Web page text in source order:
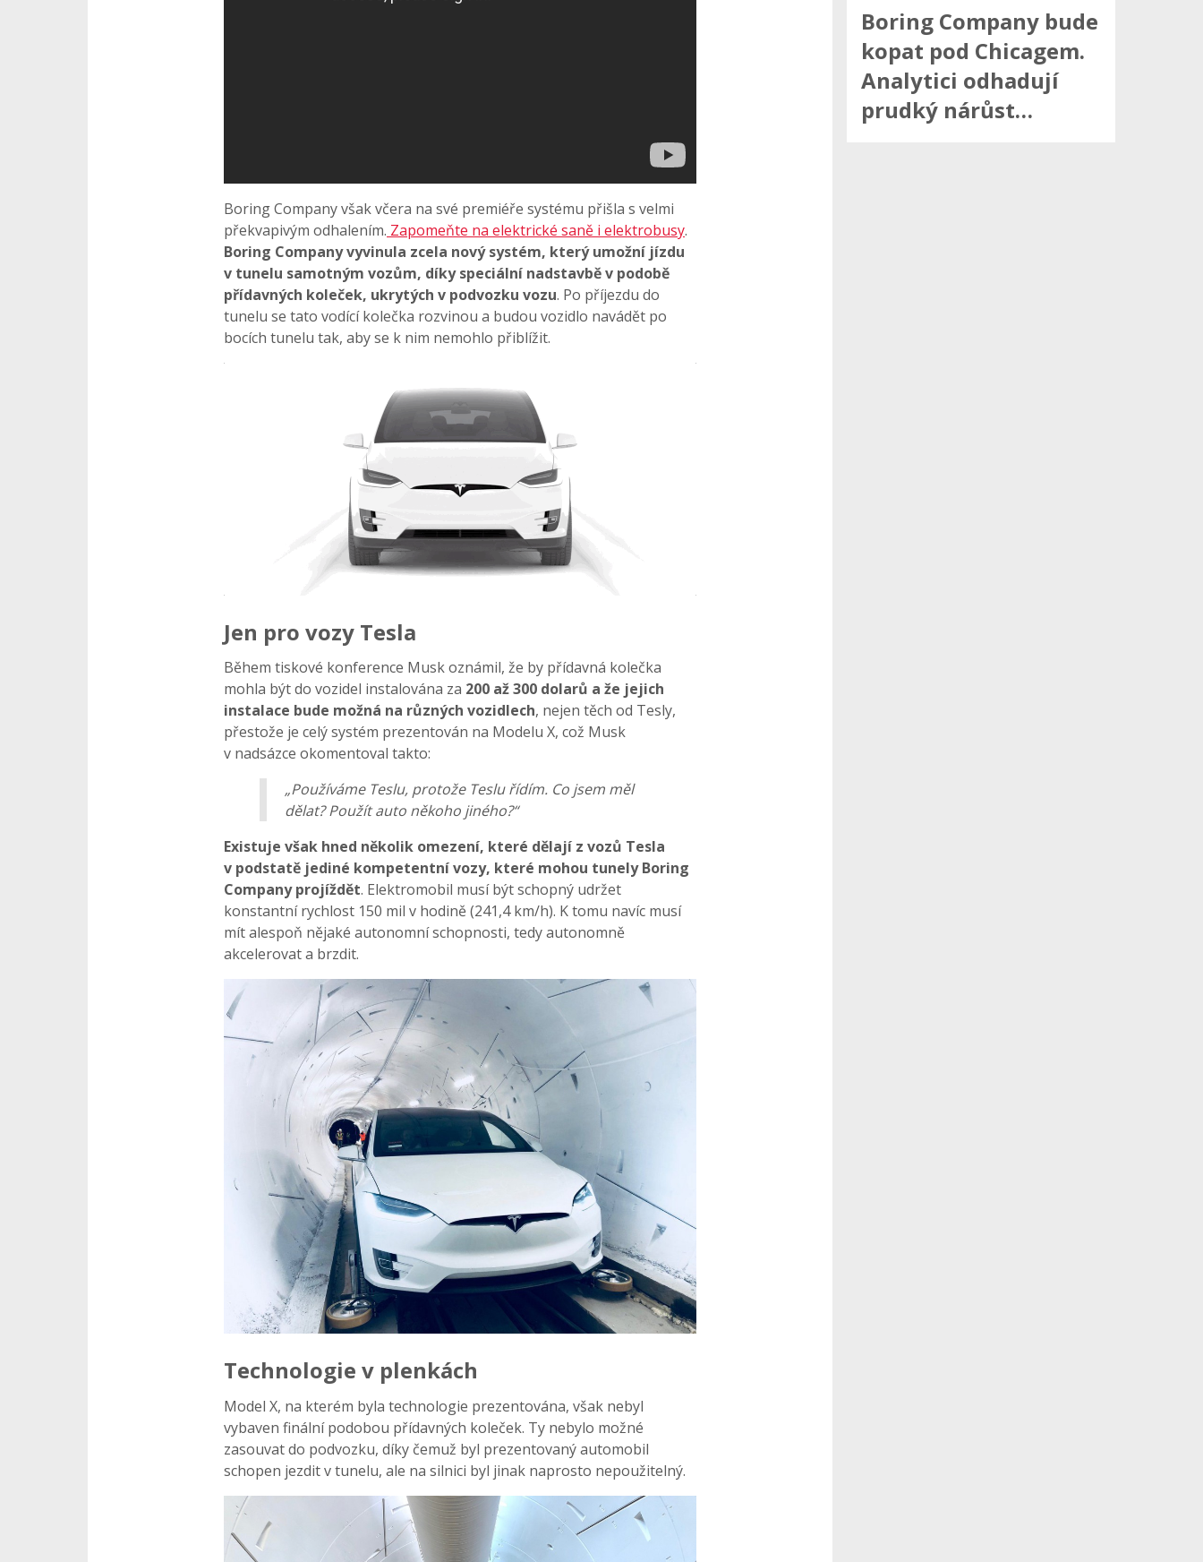
Boring Company však včera na své premiéře systému přišla s velmi
překvapivým odhalením. Zapomeňte na elektrické saně i elektrobusy.
Boring Company vyvinula zcela nový systém, který umožní jízdu
v tunelu samotným vozům, díky speciální nadstavbě v podobě
přídavných koleček, ukrytých v podvozku vozu. Po příjezdu do
tunelu se tato vodící kolečka rozvinou a budou vozidlo navádět po
bocích tunelu tak, aby se k nim nemohlo přiblížit.
Jen pro vozy Tesla
Během tiskové konference Musk oznámil, že by přídavná kolečka
mohla být do vozidel instalována za 200 až 300 dolarů a že jejich
instalace bude možná na různých vozidlech, nejen těch od Tesly,
přestože je celý systém prezentován na Modelu X, což Musk
v nadsázce okomentoval takto:
„Používáme Teslu, protože Teslu řídím. Co jsem měl
dělat? Použít auto někoho jiného?“
Existuje však hned několik omezení, které dělají z vozů Tesla
v podstatě jediné kompetentní vozy, které mohou tunely Boring
Company projíždět. Elektromobil musí být schopný udržet
konstantní rychlost 150 mil v hodině (241,4 km/h). K tomu navíc musí
mít alespoň nějaké autonomní schopnosti, tedy autonomně
akcelerovat a brzdit.
Technologie v plenkách
Model X, na kterém byla technologie prezentována, však nebyl
vybaven finální podobou přídavných koleček. Ty nebylo možné
zasouvat do podvozku, díky čemuž byl prezentovaný automobil
schopen jezdit v tunelu, ale na silnici byl jinak naprosto nepoužitelný.
Boring Company bude
kopat pod Chicagem.
Analytici odhadují
prudký nárůst…